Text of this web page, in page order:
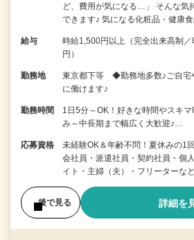
ど、費用が気になる…」 そんな気
できます♪ 気になる化粧品・健康
給与
時給1,500円以上（完全出来高制
円）
勤務地
東京都下等 ◆勤務地多数♪ご自宅
に働けます♪
勤務時間
1日5分～OK！好きな時間やスキ
み～中長期まで幅広く大歓迎♪…
応募資格
未経験OK＆年齢不問！夏休みの1
会社員・派遣社員・契約社員・個
イト・主婦（夫）・フリーターな
後で見る 詳細を